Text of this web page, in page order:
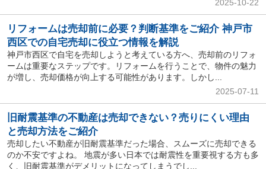
2025-10-22
リフォームは売却前に必要？判断基準をご紹介 神戸市
西区での自宅売却に役立つ情報を解説
神戸市西区で自宅を売却しようと考えている方へ、売却前のリフォ
ームは重要なステップです。リフォームを行うことで、物件の魅力
が増し、売却価格が向上する可能性があります。しかし...
2025-07-11
旧耐震基準の不動産は売却できない？売りにくい理由
と売却方法をご紹介
売却したい不動産が旧耐震基準だった場合、スムーズに売却できる
のか不安ですよね。 地震が多い日本では耐震性を重要視する方も多
く、旧耐震基準がデメリットになってしまうでし...